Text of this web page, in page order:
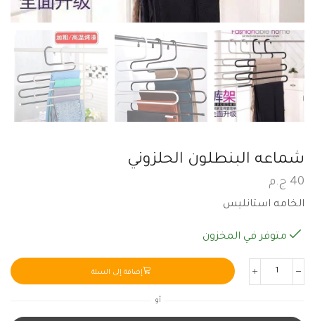
شماعه البنطلون الحلزوني
40 ج.م
الخامه استانليس
متوفر في المخزون
إضافة إلى السلة
أو